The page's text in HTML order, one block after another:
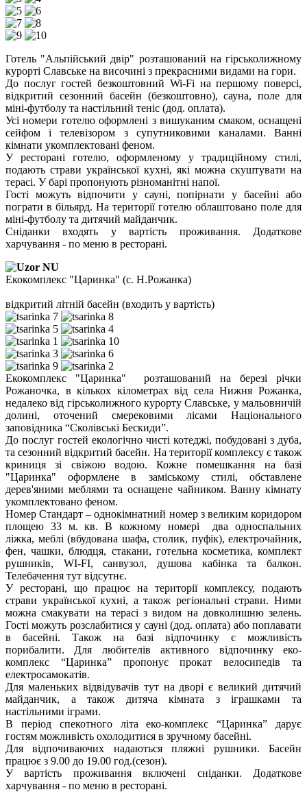
Готель "Альпійський двір" розташований на гірськолижному
курорті Славське на височині з прекрасними видами на гори.
До послуг гостей безкоштовний Wi-Fi на першому поверсі,
відкритий сезонний басейн (безкоштовно), сауна, поле для
міні-футболу та настільний теніс (дод. оплата).
Усі номери готелю оформлені з вишуканим смаком, оснащені
сейфом і телевізором з супутниковими каналами. Ванні
кімнати укомплектовані феном.
У ресторані готелю, оформленому у традиційному стилі,
подають страви української кухні, які можна скуштувати на
терасі. У барі пропонують різноманітні напої.
Гості можуть відпочити у сауні, попірнати у басейні або
пограти в більярд. На території готелю облаштовано поле для
міні-футболу та дитячий майданчик.
Сніданки входять у вартість проживання. Додаткове
харчування - по меню в ресторані.
Екокомплекс "Царинка" (с. Н.Рожанка)
відкритий літній басейн (входить у вартість)
Екокомплекс "Царинка" розташований на березі річки
Рожаночка, в кількох кілометрах від села Нижня Рожанка,
недалеко від гірськолижного курорту Славське, у мальовничій
долині, оточений смерековими лісами Національного
заповідника “Сколівські Бескиди”.
До послуг гостей екологічно чисті котеджі, побудовані з дуба,
та сезонний відкритий басейн. На території комплексу є також
криниця зі свіжою водою. Кожне помешкання на базі
"Царинка" оформлене в заміському стилі, обставлене
дерев'яними меблями та оснащене чайником. Ванну кімнату
укомплектовано феном.
Номер Стандарт – однокімнатний номер з великим коридором
площею 33 м. кв. В кожному номері два односпальних
ліжка, меблі (вбудована шафа, столик, пуфік), електрочайник,
фен, чашки, блюдця, стакани, готельна косметика, комплект
рушників, WI-FI, санвузол, душова кабінка та балкон.
Телебачення тут відсутнє.
У ресторані, що працює на території комплексу, подають
страви української кухні, а також регіональні страви. Ними
можна смакувати на терасі з видом на довколишню зелень.
Гості можуть розслабитися у сауні (дод. оплата) або поплавати
в басейні. Також на базі відпочинку є можливість
порибалити. Для любителів активного відпочинку еко-
комплекс “Царинка” пропонує прокат велосипедів та
електросамокатів.
Для маленьких відвідувачів тут на дворі є великий дитячий
майданчик, а також дитяча кімната з іграшками та
настільними іграми.
В період спекотного літа еко-комплекс “Царинка” дарує
гостям можливість охолодитися в зручному басейні.
Для відпочиваючих надаються пляжні рушники. Басейн
працює з 9.00 до 19.00 год.(сезон).
У вартість проживання включені сніданки. Додаткове
харчування - по меню в ресторані.